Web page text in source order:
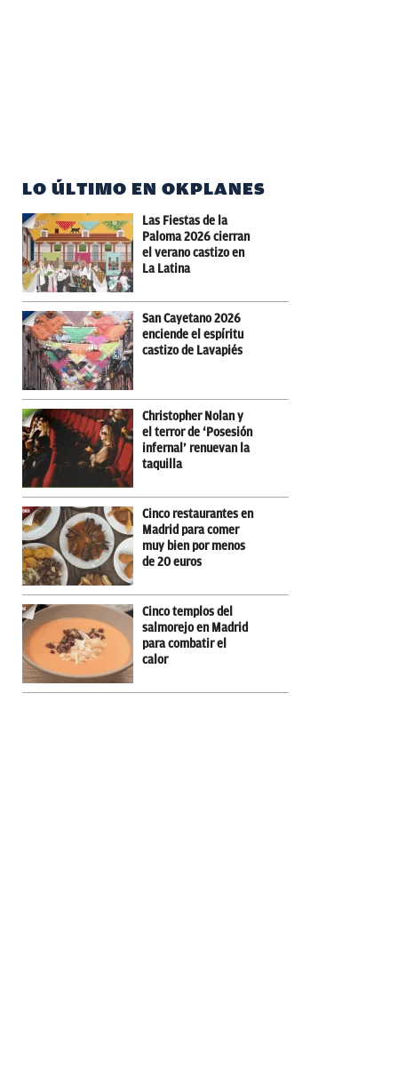
LO ÚLTIMO EN OKPLANES
Las Fiestas de la
Paloma 2026 cierran
el verano castizo en
La Latina
San Cayetano 2026
enciende el espíritu
castizo de Lavapiés
Christopher Nolan y
el terror de ‘Posesión
infernal’ renuevan la
taquilla
Cinco restaurantes en
Madrid para comer
muy bien por menos
de 20 euros
Cinco templos del
salmorejo en Madrid
para combatir el
calor